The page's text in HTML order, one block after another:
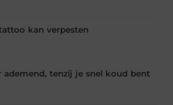
kan verpesten
ademend, tenzij je snel koud bent